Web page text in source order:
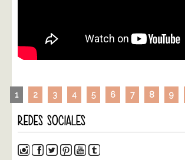
1 2 3 4 5 6 7 8 9
REDES SOCIALES